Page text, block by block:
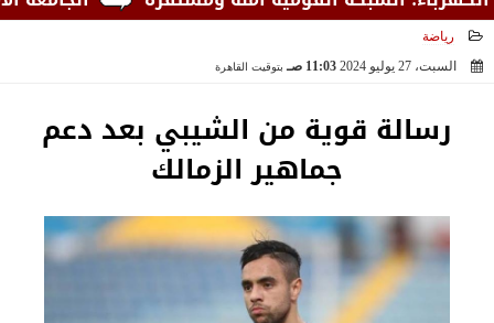
رياضة
السبت، 27 يوليو 2024
11:03 صـ بتوقيت القاهرة
رسالة قوية من الشيبي بعد دعم
جماهير الزمالك